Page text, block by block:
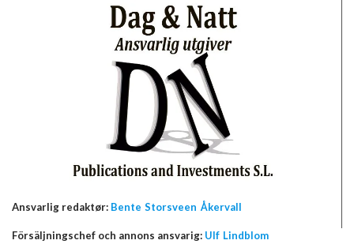
Ansvarlig redaktør: Bente Storsveen Åkervall
Försäljningschef och annons ansvarig: Ulf Lindblom